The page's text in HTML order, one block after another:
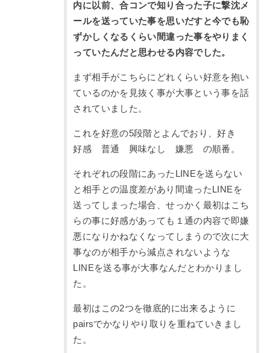
内に以前、合コンで知り合った子に撃沈メ
ールを送っていた事を思いだすと今でも恥
ずかしくなるくらい間違った事をやりまく
っていたんだと思わせる内容でした。
まず相手がこちらにどれくらい好意を抱い
ているのかを見抜く事が大事という事を話
されていました。
これを好意の5段階とよんでおり、好き
好感 普通 興味なし 嫌悪 の順番。
それぞれの段階にあったLINEを送らない
と相手との温度差があり間違ったLINEを
送ってしまった場合、せっかく最初はこち
らの事に好感があっても１通の内容で即嫌
悪になりかねなくなってしまうので次に大
事なのが相手から減点されないような
LINEを送る事が大事なんだとわかりまし
た。
最初はこの2つを徹底的に出来るように
pairsでかなりやり取りを重ねていきまし
た。